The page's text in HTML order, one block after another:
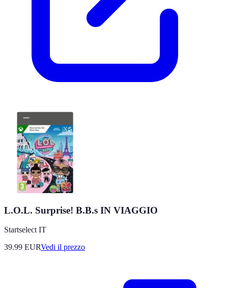
L.O.L. Surprise! B.B.s IN VIAGGIO
Startselect IT
39.99 EURVedi il prezzo